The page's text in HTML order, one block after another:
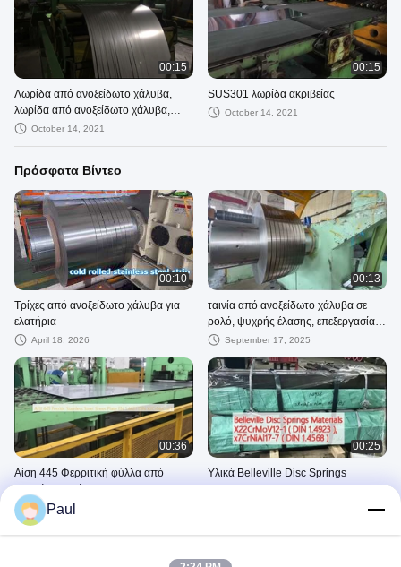
00:15
Λωρίδα από ανοξείδωτο χάλυβα,
λωρίδα από ανοξείδωτο χάλυβα,
λωρίδα σχισμής, λωρίδα από χάλυβα
October 14, 2021
00:15
SUS301 λωρίδα ακριβείας
October 14, 2021
Πρόσφατα Βίντεο
00:10
Τρίχες από ανοξείδωτο χάλυβα για
ελατήρια
April 18, 2026
00:13
ταινία από ανοξείδωτο χάλυβα σε
ρολό, ψυχρής έλασης, επεξεργασία,
κοπήSeptember 17, 2025
00:36
Αίση 445 Φερριτική φύλλα από
ανοξείδωτο χάλυβα EN 1.4621 DIN
X2CrNbCu21
July 07, 2025
00:25
Υλικά Belleville Disc Springs
Paul